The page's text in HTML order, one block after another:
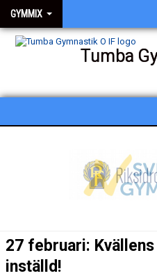
GYMMIX
Tumba
BESKRIVNING AV PASSEN
27 februari:
inställd!